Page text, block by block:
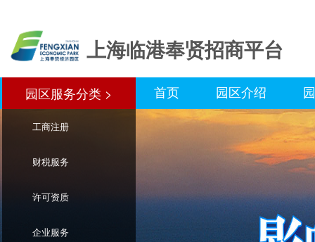
上海临港奉贤招商平台
园区服务分类 >
工商注册
财税服务
许可资质
企业服务
园区服务分类> 首页 园区介绍